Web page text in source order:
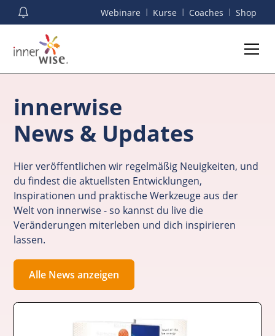
Webinare I Kurse I Coaches I Shop
innerwise
News & Updates
Hier veröffentlichen wir regelmäßig Neuigkeiten, und
du findest die aktuellsten Entwicklungen,
Inspirationen und praktische Werkzeuge aus der
Welt von innerwise - so kannst du live die
Veränderungen miterleben und dich inspirieren
lassen.
Alle News anzeigen